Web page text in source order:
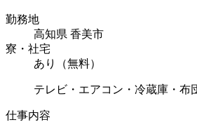
勤務地
高知県 香美市
寮・社宅
あり（無料）
テレビ・エアコン・冷蔵庫・布
仕事内容